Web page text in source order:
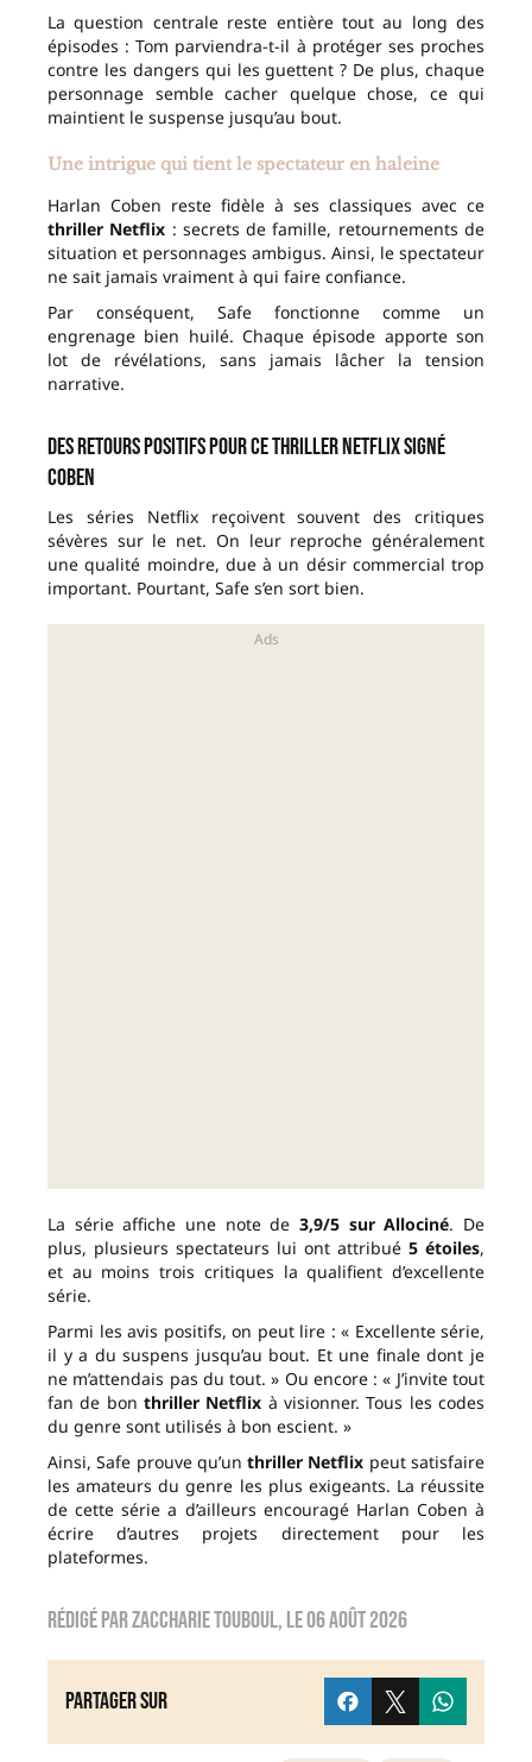
La question centrale reste entière tout au long des
épisodes : Tom parviendra-t-il à protéger ses proches
contre les dangers qui les guettent ? De plus, chaque
personnage semble cacher quelque chose, ce qui
maintient le suspense jusqu’au bout.
Une intrigue qui tient le spectateur en haleine
Harlan Coben reste fidèle à ses classiques avec ce
thriller Netflix : secrets de famille, retournements de
situation et personnages ambigus. Ainsi, le spectateur
ne sait jamais vraiment à qui faire confiance.
Par conséquent, Safe fonctionne comme un
engrenage bien huilé. Chaque épisode apporte son
lot de révélations, sans jamais lâcher la tension
narrative.
Des retours positifs pour ce thriller Netflix signé
Coben
Les séries Netflix reçoivent souvent des critiques
sévères sur le net. On leur reproche généralement
une qualité moindre, due à un désir commercial trop
important. Pourtant, Safe s’en sort bien.
La série affiche une note de 3,9/5 sur Allociné. De
plus, plusieurs spectateurs lui ont attribué 5 étoiles,
et au moins trois critiques la qualifient d’excellente
série.
Parmi les avis positifs, on peut lire : « Excellente série,
il y a du suspens jusqu’au bout. Et une finale dont je
ne m’attendais pas du tout. » Ou encore : « J’invite tout
fan de bon thriller Netflix à visionner. Tous les codes
du genre sont utilisés à bon escient. »
Ainsi, Safe prouve qu’unthriller Netflix peut satisfaire
les amateurs du genre les plus exigeants. La réussite
de cette série a d’ailleurs encouragé Harlan Coben à
écrire d’autres projets directement pour les
plateformes.
Rédigé parzaccharie touboul, le06 août 2026
Partager sur